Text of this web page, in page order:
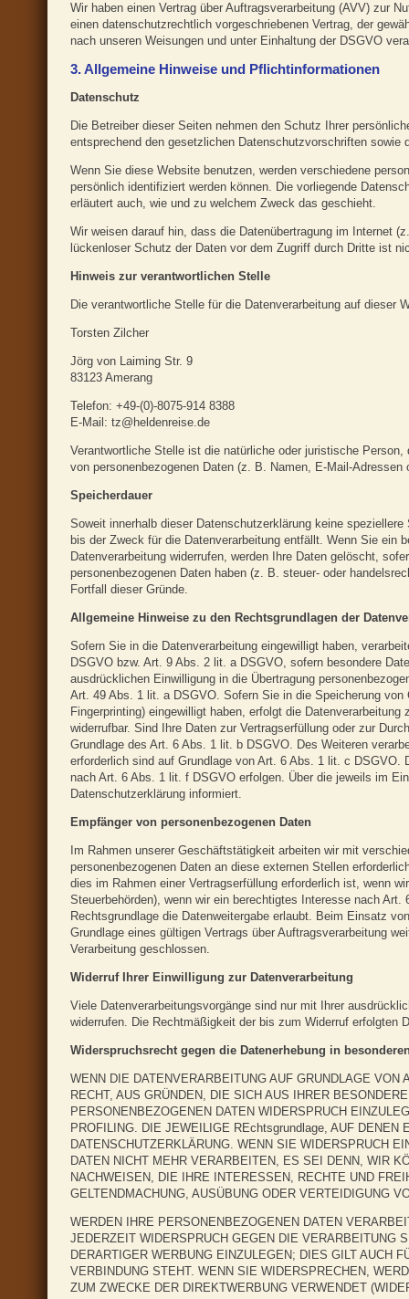
Wir haben einen Vertrag über Auftragsverarbeitung (AVV) zur
einen datenschutzrechtlich vorgeschriebenen Vertrag, der
nach unseren Weisungen und unter Einhaltung der DSGVO
3. Allgemeine Hinweise und Pflicht­informationen
Datenschutz
Die Betreiber dieser Seiten nehmen den Schutz Ihrer
entsprechend den gesetzlichen Datenschutzvorschriften sowie
Wenn Sie diese Website benutzen, werden verschiedene
persönlich identifiziert werden können. Die vorliegende
erläutert auch, wie und zu welchem Zweck das geschieht.
Wir weisen darauf hin, dass die Datenübertragung im Internet
lückenloser Schutz der Daten vor dem Zugriff durch Dritte ist
Hinweis zur verantwortlichen Stelle
Die verantwortliche Stelle für die Datenverarbeitung auf dieser
Torsten Zilcher
Jörg von Laiming Str. 9
83123 Amerang
Telefon: +49-(0)-8075-914 8388
E-Mail: tz@heldenreise.de
Verantwortliche Stelle ist die natürliche oder juristische
von personenbezogenen Daten (z. B. Namen, E-Mail-Adressen
Speicherdauer
Soweit innerhalb dieser Datenschutzerklärung keine
bis der Zweck für die Datenverarbeitung entfällt. Wenn Sie ein
Datenverarbeitung widerrufen, werden Ihre Daten gelöscht,
personenbezogenen Daten haben (z. B. steuer- oder
Fortfall dieser Gründe.
Allgemeine Hinweise zu den Rechtsgrundlagen der
Sofern Sie in die Datenverarbeitung eingewilligt haben,
DSGVO bzw. Art. 9 Abs. 2 lit. a DSGVO, sofern besondere
ausdrücklichen Einwilligung in die Übertragung
Art. 49 Abs. 1 lit. a DSGVO. Sofern Sie in die Speicherung
Fingerprinting) eingewilligt haben, erfolgt die
widerrufbar. Sind Ihre Daten zur Vertragserfüllung oder zur
Grundlage des Art. 6 Abs. 1 lit. b DSGVO. Des Weiteren
erforderlich sind auf Grundlage von Art. 6 Abs. 1 lit. c DSGVO.
nach Art. 6 Abs. 1 lit. f DSGVO erfolgen. Über die jeweils im
Datenschutzerklärung informiert.
Empfänger von personenbezogenen Daten
Im Rahmen unserer Geschäftstätigkeit arbeiten wir mit
personenbezogenen Daten an diese externen Stellen
dies im Rahmen einer Vertragserfüllung erforderlich ist, wenn
Steuerbehörden), wenn wir ein berechtigtes Interesse nach
Rechtsgrundlage die Datenweitergabe erlaubt. Beim Einsatz
Grundlage eines gültigen Vertrags über Auftragsverarbeitung
Verarbeitung geschlossen.
Widerruf Ihrer Einwilligung zur Datenverarbeitung
Viele Datenverarbeitungsvorgänge sind nur mit Ihrer
widerrufen. Die Rechtmäßigkeit der bis zum Widerruf erfolgten
Widerspruchsrecht gegen die Datenerhebung in
WENN DIE DATENVERARBEITUNG AUF GRUNDLAGE
RECHT, AUS GRÜNDEN, DIE SICH AUS IHRER
PERSONENBEZOGENEN DATEN WIDERSPRUCH
PROFILING. DIE JEWEILIGE REchtsgrundlage, AUF
DATENSCHUTZERKLÄRUNG. WENN SIE WIDERSPRUCH
DATEN NICHT MEHR VERARBEITEN, ES SEI DENN, WIR
NACHWEISEN, DIE IHRE INTERESSEN, RECHTE UND
GELTENDMACHUNG, AUSÜBUNG ODER VERTEIDIGUNG
WERDEN IHRE PERSONENBEZOGENEN DATEN
JEDERZEIT WIDERSPRUCH GEGEN DIE VERARBEITUNG
DERARTIGER WERBUNG EINZULEGEN; DIES GILT AUCH
VERBINDUNG STEHT. WENN SIE WIDERSPRECHEN,
ZUM ZWECKE DER DIREKTWERBUNG VERWENDET